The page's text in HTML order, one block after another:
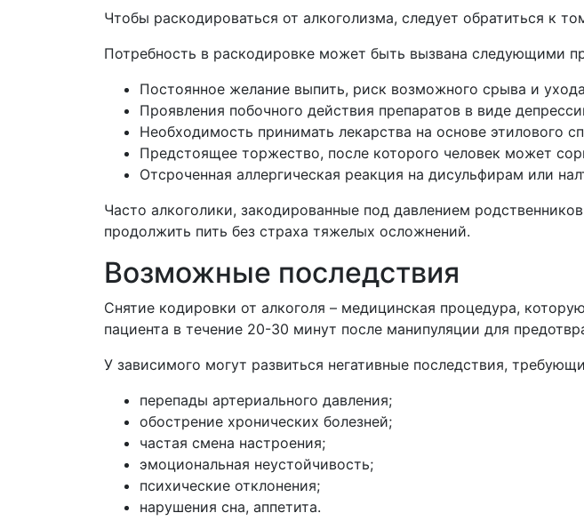
Чтобы раскодироваться от алкоголизма, следует обратиться к
Потребность в раскодировке может быть вызвана следующими
Постоянное желание выпить, риск возможного срыва и
Проявления побочного действия препаратов в виде
Необходимость принимать лекарства на основе этилового
Предстоящее торжество, после которого человек может
Отсроченная аллергическая реакция на дисульфирам или
Часто алкоголики, закодированные под давлением
продолжить пить без страха тяжелых осложнений.
Возможные последствия
Снятие кодировки от алкоголя – медицинская процедура,
пациента в течение 20-30 минут после манипуляции для
У зависимого могут развиться негативные последствия,
перепады артериального давления;
обострение хронических болезней;
частая смена настроения;
эмоциональная неустойчивость;
психические отклонения;
нарушения сна, аппетита.